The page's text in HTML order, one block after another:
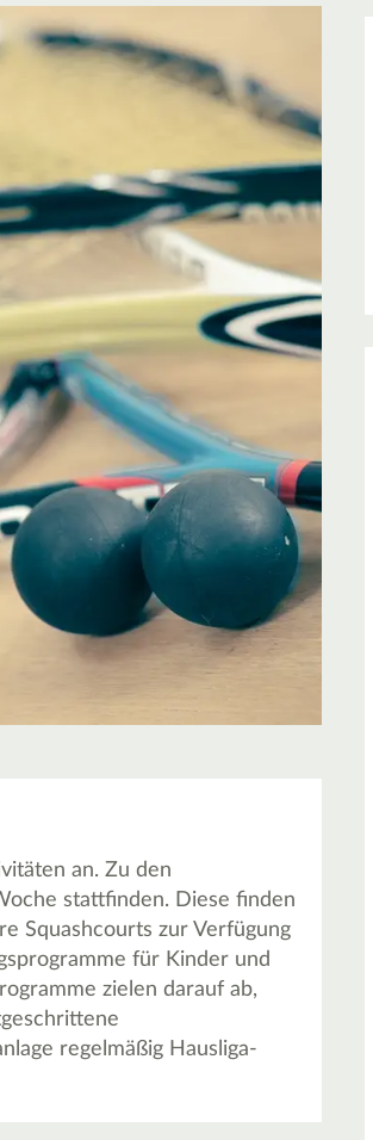
an. Zu den
stattfinden. Diese finden
Squashcourts zur Verfügung
für Kinder und
zielen darauf ab,
regelmäßig Hausliga-